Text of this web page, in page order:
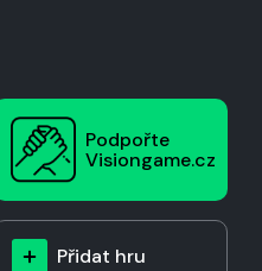
Podpořte
Visiongame.cz
Přidat hru